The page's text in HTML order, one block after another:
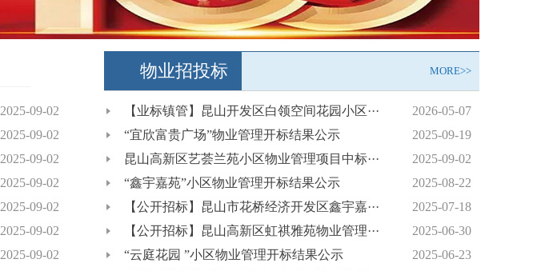
2025-09-02
2025-09-02
2025-09-02
2025-09-02
2025-09-02
2025-09-02
2025-09-02
一图看懂丨《物业服务规范发展司法指引》100问——第四期：规···
一图看懂丨《物业服务规范发展司法指引》100问——第四期：规···
老旧住宅电梯更新后，这些事你必须知道！
一图看懂丨《物业服务规范发展司法指引》100问——第三期：业···
一图看懂丨《物业服务规范发展司法指引》100问——第二期：物···
一图看懂丨《物业服务规范发展司法指引》100问——第二期：物···
一图看懂丨《物业服务规范发展司法指引》100问——第二期：物···
物业招投标 MORE>>
【业标镇管】昆山开发区白领空间花园小区···
2026-05-07
“宜欣富贵广场”物业管理开标结果公示
2025-09-19
昆山高新区艺荟兰苑小区物业管理项目中标···
2025-09-02
“鑫宇嘉苑”小区物业管理开标结果公示
2025-08-22
【公开招标】昆山市花桥经济开发区鑫宇嘉···
2025-07-18
【公开招标】昆山高新区虹祺雅苑物业管理···
2025-06-30
“云庭花园 ”小区物业管理开标结果公示
2025-06-23